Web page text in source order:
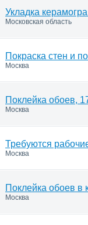
Укладка
Московская область
Покраска стен и
Москва
Поклейка обоев,
Москва
Требуются
Москва
Поклейка обоев в
Москва